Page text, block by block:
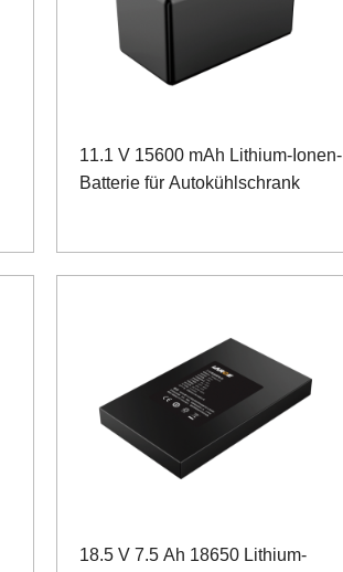
11.1 V 15600 mAh Lithium-Ionen-
Batterie für Autokühlschrank
18.5 V 7.5 Ah 18650 Lithium-